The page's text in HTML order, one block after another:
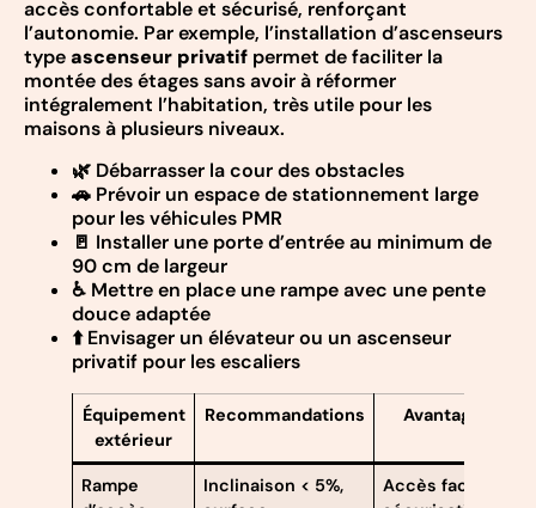
accès confortable et sécurisé, renforçant
l’autonomie. Par exemple, l’installation d’ascenseurs
typeascenseur privatif permet de faciliter la
montée des étages sans avoir à réformer
intégralement l’habitation, très utile pour les
maisons à plusieurs niveaux.
🌿 Débarrasser la cour des obstacles
🚗 Prévoir un espace de stationnement large
pour les véhicules PMR
🚪 Installer une porte d’entrée au minimum de
90 cm de largeur
♿ Mettre en place une rampe avec une pente
douce adaptée
⬆️ Envisager un élévateur ou un ascenseur
privatif pour les escaliers
Équipement
extérieur
Recommandations Avantages
Rampe
Inclinaison < 5%,
Accès facilité,